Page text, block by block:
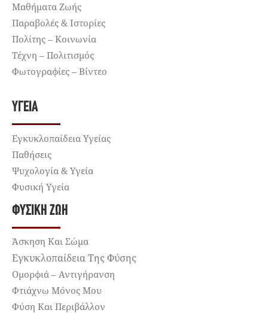
Μαθήματα Ζωής
Παραβολές & Ιστορίες
Πολίτης – Κοινωνία
Τέχνη – Πολιτισμός
Φωτογραφίες – Βίντεο
ΥΓΕΊΑ
Εγκυκλοπαίδεια Υγείας
Παθήσεις
Ψυχολογία & Υγεία
Φυσική Υγεία
ΦΥΣΙΚΉ ΖΩΉ
Άσκηση Και Σώμα
Εγκυκλοπαίδεια Της Φύσης
Ομορφιά – Αντιγήρανση
Φτιάχνω Μόνος Μου
Φύση Και Περιβάλλον